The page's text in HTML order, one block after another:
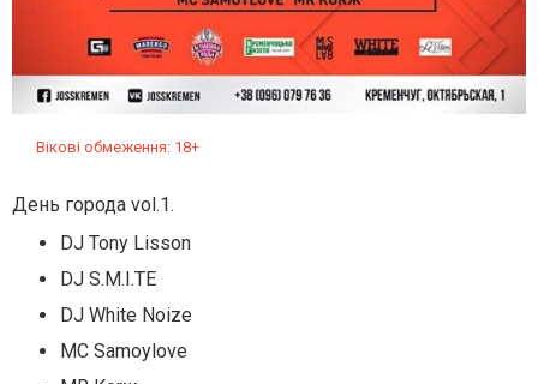
Вікові обмеження: 18+
День города vol.1.
DJ Tony Lisson
DJ S.M.I.TE
DJ White Noize
MC Samoylove